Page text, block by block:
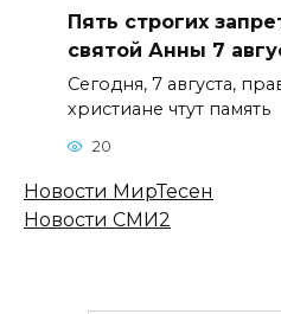
Пять строгих
святой Анны 7
Сегодня, 7 августа,
христиане чтут память
20
Новости МирТесен
Новости СМИ2